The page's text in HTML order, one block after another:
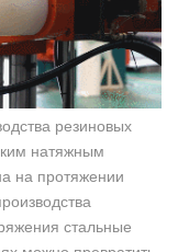
резиновых
натяжным
на протяжении
стальные